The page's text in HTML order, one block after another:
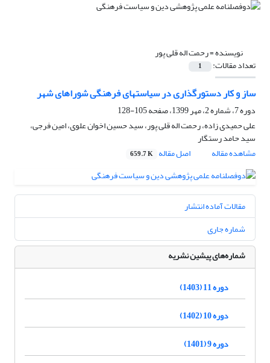
نویسنده =رحمت اله قلی پور
تعداد مقالات: 1
ساز و کار دستورگذاری در سیاستهای فرهنگی شوراهای شهر
دوره 7، شماره 2، مهر 1399، صفحه
105-128
علی حمیدی زاده، رحمت اله قلی پور، سید حسین اخوان علوی، امین فرجی،
سید حامد رستگار
مشاهده مقاله
اصل مقاله 659.7 K
مقالات آماده انتشار
شماره جاری
شماره‌های پیشین نشریه
دوره 11 (1403)
دوره 10 (1402)
دوره 9 (1401)